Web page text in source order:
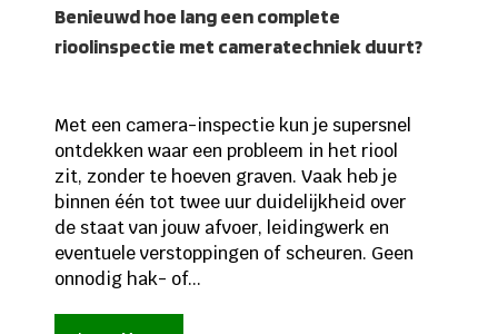
Benieuwd hoe lang een complete
rioolinspectie met cameratechniek duurt?
Met een camera-inspectie kun je supersnel
ontdekken waar een probleem in het riool
zit, zonder te hoeven graven. Vaak heb je
binnen één tot twee uur duidelijkheid over
de staat van jouw afvoer, leidingwerk en
eventuele verstoppingen of scheuren. Geen
onnodig hak- of...